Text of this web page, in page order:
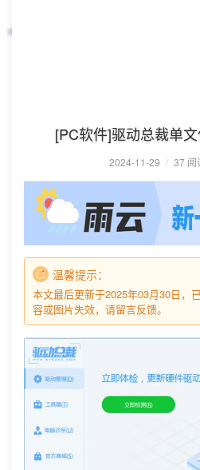
[PC软件]驱动总裁单
2024-11-29 / 37 阅
温馨提示：
本文最后更新于2025年03月30日，
容或图片失效，请留言反馈。